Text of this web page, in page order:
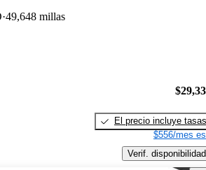
49,648 millas
El precio incluye tasas
$556/mes
Verif. disponibilidad